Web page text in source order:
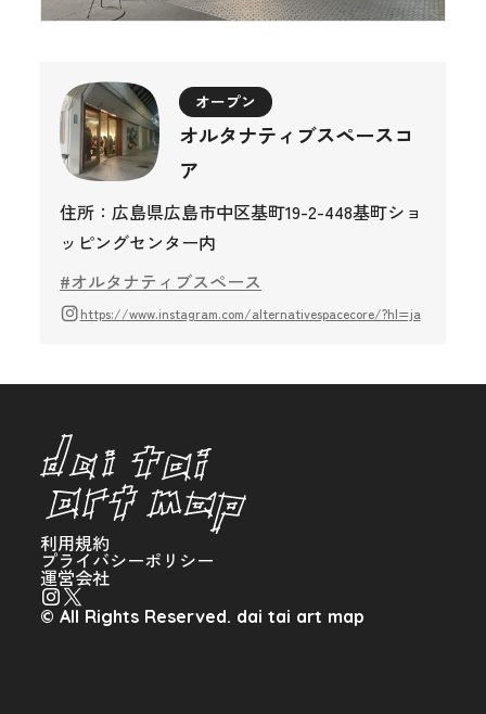
オープン
オルタナティブスペースコ
ア
住所：広島県広島市中区基町19-2-448基町ショ
ッピングセンター内
#オルタナティブスペース
https://www.instagram.com/alternativespacecore/?hl=ja
利用規約
プライバシーポリシー
運営会社
© All Rights Reserved. dai tai art map